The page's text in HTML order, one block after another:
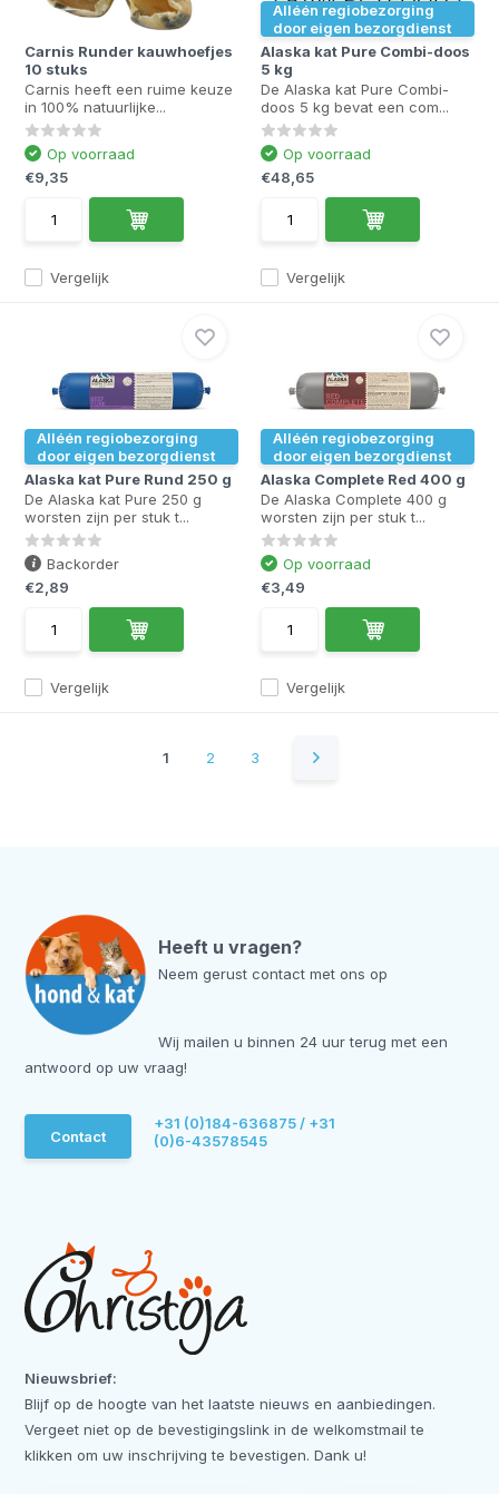
Carnis Runder kauwhoefjes
10 stuks
Carnis heeft een ruime keuze
in 100% natuurlijke...
Vergelijk
Op voorraad
€9,35
Alléén regiobezorging
door eigen bezorgdienst
Alaska kat Pure Combi-doos
5 kg
De Alaska kat Pure Combi-
doos 5 kg bevat een com...
Vergelijk
Op voorraad
€48,65
Alléén regiobezorging
door eigen bezorgdienst
Alaska kat Pure Rund 250 g
De Alaska kat Pure 250 g
worsten zijn per stuk t...
Vergelijk
Backorder
€2,89
Alléén regiobezorging
door eigen bezorgdienst
Alaska Complete Red 400 g
De Alaska Complete 400 g
worsten zijn per stuk t...
Vergelijk
Op voorraad
€3,49
1 2 3
Heeft u vragen?
Neem gerust contact met ons op
Wij mailen u binnen 24 uur terug met een
antwoord op uw vraag!
Contact
+31 (0)184-636875 / +31
(0)6-43578545
Nieuwsbrief:
Blijf op de hoogte van het laatste nieuws en aanbiedingen.
Vergeet niet op de bevestigingslink in de welkomstmail te
klikken om uw inschrijving te bevestigen. Dank u!